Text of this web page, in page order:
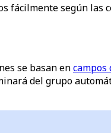
según las
se basan encampos
del grupo